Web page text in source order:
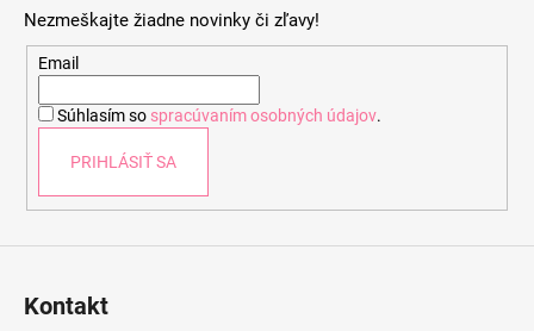
Nezmeškajte žiadne novinky či zľavy!
Email
Súhlasím so spracúvaním osobných údajov.
PRIHLÁSIŤ SA
Kontakt